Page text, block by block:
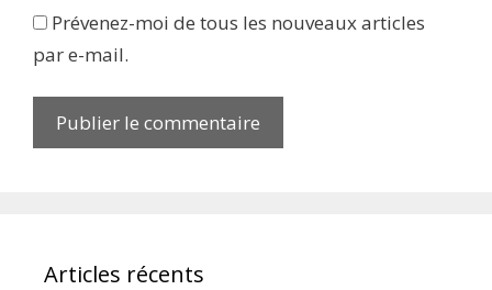
Prévenez-moi de tous les nouveaux articles
par e-mail.
Articles récents